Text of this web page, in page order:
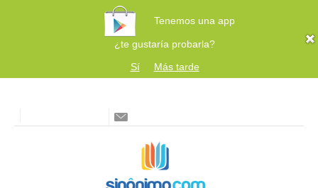
Tenemos una app
¿te gustaría probarla?
Sí
Más tarde